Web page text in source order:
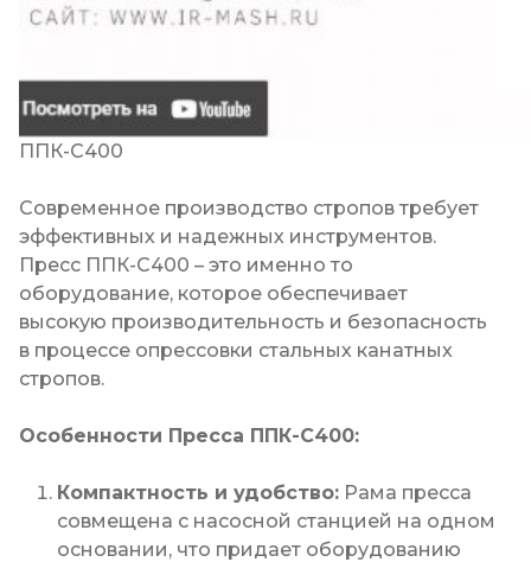
ППК-С400
Современное производство стропов требует
эффективных и надежных инструментов.
Пресс ППК-С400 – это именно то
оборудование, которое обеспечивает
высокую производительность и безопасность
в процессе опрессовки стальных канатных
стропов.
Особенности Пресса ППК-С400:
Компактность и удобство: Рама пресса
совмещена с насосной станцией на одном
основании, что придает оборудованию